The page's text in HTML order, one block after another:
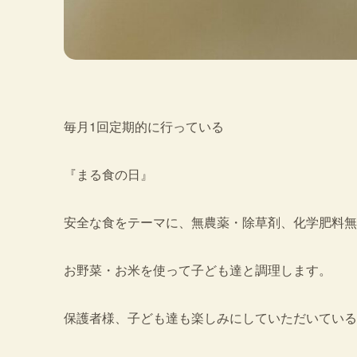
毎月1回定期的に行っている
『まる食の日』
安全な食をテーマに、無農薬・除草剤、化学肥料
お野菜・お米を使って子ども達と調理します。
保護者様、子ども達も楽しみにしていただいている